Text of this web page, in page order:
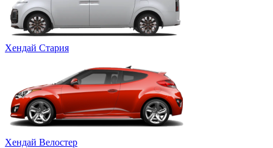
Хендай Стария
Хендай Велостер